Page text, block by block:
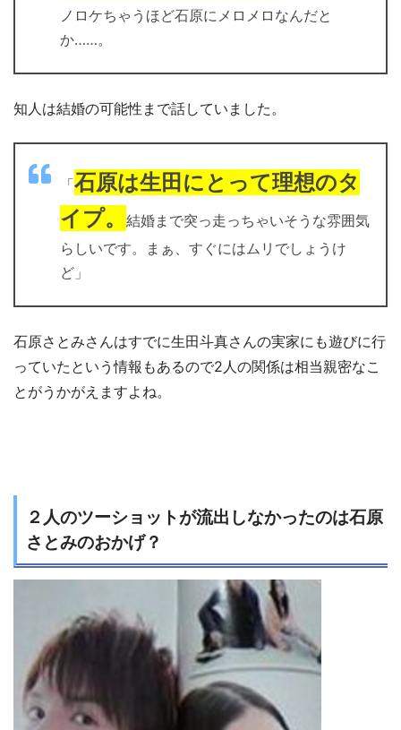
ノロケちゃうほど石原にメロメロなんだと
か……。
知人は結婚の可能性まで話していました。
「石原は生田にとって理想のタ
イプ。
結婚まで突っ走っちゃいそうな雰囲気
らしいです。まぁ、すぐにはムリでしょうけ
ど」
石原さとみさんはすでに生田斗真さんの実家にも遊びに行
っていたという情報もあるので2人の関係は相当親密なこ
とがうかがえますよね。
２人のツーショットが流出しなかったのは石原
さとみのおかげ？